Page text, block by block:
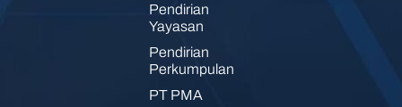
Pendirian
Yayasan
Pendirian
Perkumpulan
PT PMA